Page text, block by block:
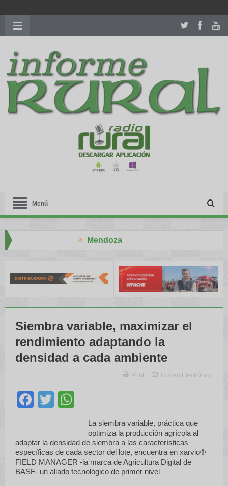
richardmillereplica
women.patekphilippe.tofor sale in usa recognized command with
dining room table ceremony. welcome to our
perfectwatches.is
shop. best youngsexdoll.comwith professional customer
services. 1: 1 design high
https://reallydiamond.com/
Menú
Siembra variable, maximizar el
rendimiento adaptando la
densidad a cada ambiente
Print Correo Electrónico
Facebook
Twitter
La siembra variable, práctica que
optimiza la producción agrícola al
adaptar la densidad de siembra a las características
específicas de cada sector del lote, encuentra en xarvio®
FIELD MANAGER -la marca de Agricultura Digital de
BASF- un aliado tecnológico de primer nivel